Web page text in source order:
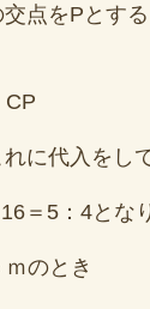
点をPとす
CP
に代入をし
＝5：4とな
ｍのとき